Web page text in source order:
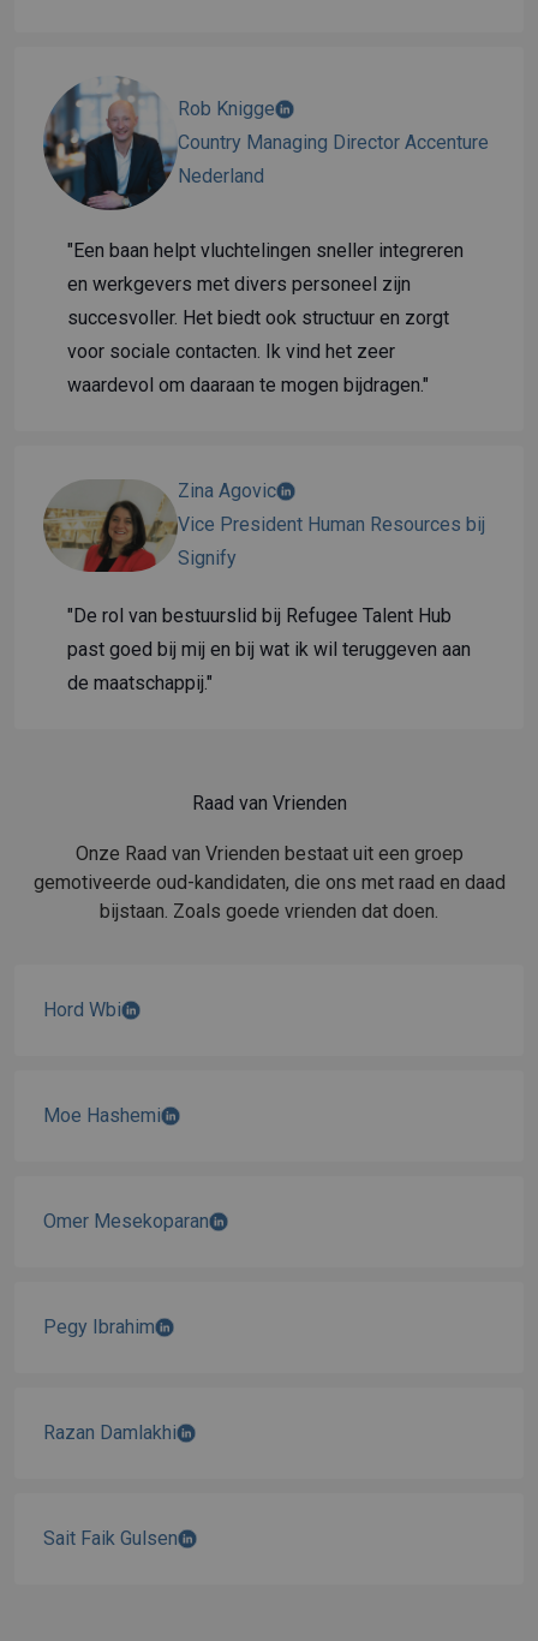
Rob Knigge
Country Managing Director Accenture
Nederland
"Een baan helpt vluchtelingen sneller integreren
en werkgevers met divers personeel zijn
succesvoller. Het biedt ook structuur en zorgt
voor sociale contacten. Ik vind het zeer
waardevol om daaraan te mogen bijdragen."
Zina Agovic
Vice President Human Resources bij
Signify
"De rol van bestuurslid bij Refugee Talent Hub
past goed bij mij en bij wat ik wil teruggeven aan
de maatschappij."
Raad van Vrienden
Onze Raad van Vrienden bestaat uit een groep
gemotiveerde oud-kandidaten, die ons met raad en daad
bijstaan. Zoals goede vrienden dat doen.
Hord Wbi
Moe Hashemi
Omer Mesekoparan
Pegy Ibrahim
Razan Damlakhi
Sait Faik Gulsen